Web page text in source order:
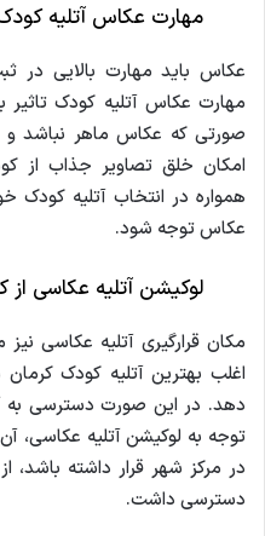
مهارت عکاس آتلیه
عکاس باید مهارت بالایی در
مهارت عکاس آتلیه کودک تاثیر
صورتی که عکاس ماهر نباشد
امکان خلق تصاویر جذاب از
همواره در انتخاب آتلیه کودک
عکاس توجه شود.
لوکیشن آتلیه عکاسی از
مکان قرارگیری آتلیه عکاسی
اغلب بهترین آتلیه کودک
دهد. در این صورت دسترسی به
توجه به لوکیشن آتلیه عکاسی،
در مرکز شهر قرار داشته باشد،
دسترسی داشت.